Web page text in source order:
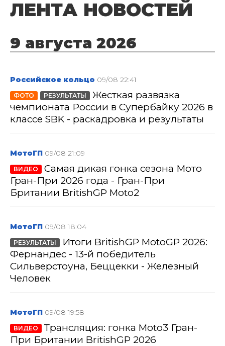
ЛЕНТА НОВОСТЕЙ
9 августа 2026
Российское кольцо 09/08 22:41
ФОТО РЕЗУЛЬТАТЫ
Жесткая развязка
чемпионата России в Супербайку 2026 в
классе SBK - раскадровка и результаты
МотоГП 09/08 21:09
ВИДЕО
Самая дикая гонка сезона Мото
Гран-При 2026 года - Гран-При
Британии BritishGP Moto2
МотоГП 09/08 18:04
РЕЗУЛЬТАТЫ
Итоги BritishGP MotoGP 2026:
Фернандес - 13-й победитель
Сильверстоуна, Беццекки - Железный
Человек
МотоГП 09/08 19:58
ВИДЕО
Трансляция: гонка Moto3 Гран-
При Британии BritishGP 2026